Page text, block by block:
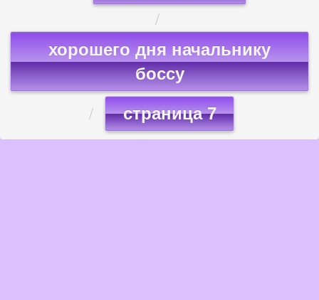
хорошего дня начальнику
боссу
страница 7